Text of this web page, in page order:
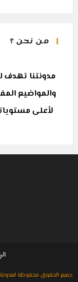
من نحن ؟
مدونتنا تهدف
والمواضيع
لأعلى
جميع الحقوق محفوظة لمدونة